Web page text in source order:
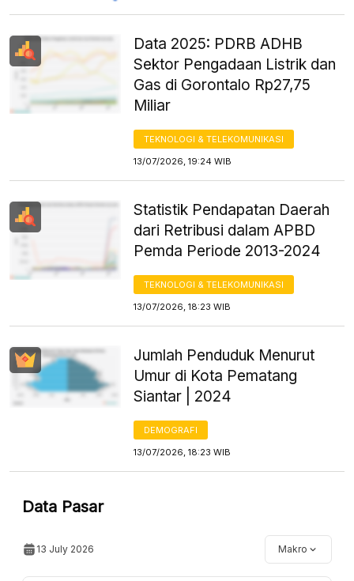
Data 2025: PDRB ADHB
Sektor Pengadaan Listrik dan
Gas di Gorontalo Rp27,75
Miliar
TEKNOLOGI & TELEKOMUNIKASI
13/07/2026, 19:24 WIB
Statistik Pendapatan Daerah
dari Retribusi dalam APBD
Pemda Periode 2013-2024
TEKNOLOGI & TELEKOMUNIKASI
13/07/2026, 18:23 WIB
Jumlah Penduduk Menurut
Umur di Kota Pematang
Siantar | 2024
DEMOGRAFI
13/07/2026, 18:23 WIB
Data Pasar
13 July 2026 Makro